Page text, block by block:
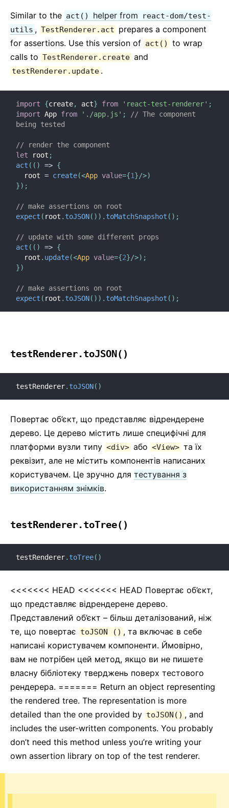
Similar to the act() helper from
react-dom/test-
utils , TestRenderer.act prepares a component
for assertions. Use this version of act()
to wrap
calls to TestRenderer.create and
testRenderer.update .
import {create, act} from 'react-test-renderer' ;
import App from './app.js' ;
// The component
being tested
// render the component
let root ;
act ( ( ) => {
  root
= create(<App value={1}/>)
}) ;
// make assertions on root
expect ( root . toJSON( ) ) . toMatchSnapshot ( ) ;
// update with some different props
act ( ( ) => {
  root
. update(<App value={2}/>) ;
})
// make assertions on root
expect ( root . toJSON( ) ) . toMatchSnapshot ( ) ;
testRenderer.toJSON()
testRenderer. toJSON( )
Повертає об’єкт, що представляє відрендерене
дерево. Це дерево містить лише специфічні для
платформи вузли типу <div> або <View> та їх
реквізит, але не містить компонентів написаних
користувачем. Це зручно для тестування з
використанням знімків.
testRenderer.toTree()
testRenderer. toTree( )
<<<<<<< HEAD <<<<<<< HEAD Повертає об’єкт,
що представляє відрендерене дерево.
Представлений об’єкт – більш деталізований, ніж
те, що повертає toJSON () , та включає в себе
написані користувачем компоненти. Ймовірно,
вам не потрібен цей метод, якщо ви не пишете
власну бібліотеку тверджень поверх тестового
рендерера. ======= Return an object representing
the rendered tree. The representation is more
detailed than the one provided by toJSON() , and
includes the user-written components. You probably
don’t need this method unless you’re writing your
own assertion library on top of the test renderer.